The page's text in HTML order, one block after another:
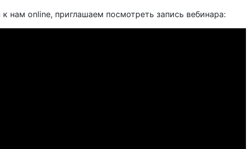
нам online, приглашаем посмотреть запись вебинара: